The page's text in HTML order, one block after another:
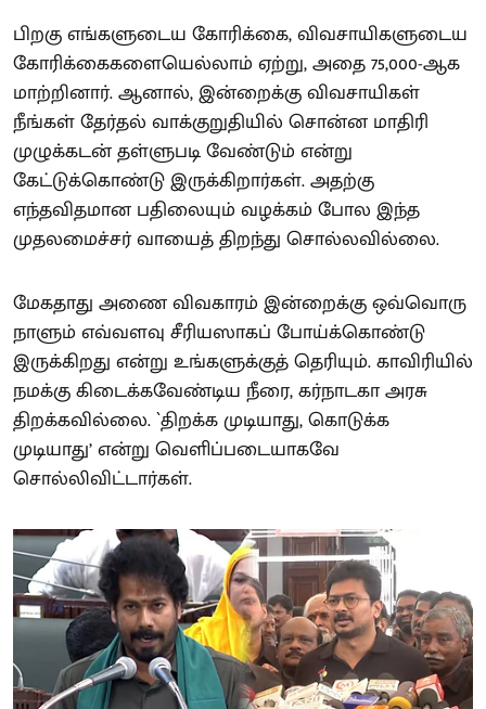
பிறகு எங்களுடைய கோரிக்கை, விவசாயிகளுடைய
கோரிக்கைகளையெல்லாம் ஏற்று, அதை 75,000-ஆக
மாற்றினார். ஆனால், இன்றைக்கு விவசாயிகள்
நீங்கள் தேர்தல் வாக்குறுதியில் சொன்ன மாதிரி
முழுக்கடன் தள்ளுபடி வேண்டும் என்று
கேட்டுக்கொண்டு இருக்கிறார்கள். அதற்கு
எந்தவிதமான பதிலையும் வழக்கம் போல இந்த
முதலமைச்சர் வாயைத் திறந்து சொல்லவில்லை.
மேகதாது அணை விவகாரம் இன்றைக்கு ஒவ்வொரு
நாளும் எவ்வளவு சீரியஸாகப் போய்க்கொண்டு
இருக்கிறது என்று உங்களுக்குத் தெரியும். காவிரியில்
நமக்கு கிடைக்கவேண்டிய நீரை, கர்நாடகா அரசு
திறக்கவில்லை. `திறக்க முடியாது, கொடுக்க
முடியாது’ என்று வெளிப்படையாகவே
சொல்லிவிட்டார்கள்.